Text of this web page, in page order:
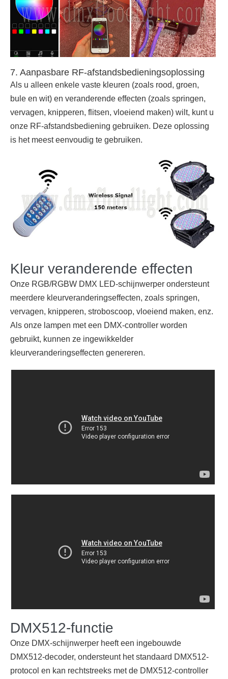
7. Aanpasbare RF-afstandsbedieningsoplossing
Als u alleen enkele vaste kleuren (zoals rood, groen,
bule en wit) en veranderende effecten (zoals springen,
vervagen, knipperen, flitsen, vloeiend maken) wilt, kunt u
onze RF-afstandsbediening gebruiken. Deze oplossing
is het meest eenvoudig te gebruiken.
Kleur veranderende effecten
Onze RGB/RGBW DMX LED-schijnwerper ondersteunt
meerdere kleurveranderingseffecten, zoals springen,
vervagen, knipperen, stroboscoop, vloeiend maken, enz.
Als onze lampen met een DMX-controller worden
gebruikt, kunnen ze ingewikkelder
kleurveranderingseffecten genereren.
DMX512-functie
Onze DMX-schijnwerper heeft een ingebouwde
DMX512-decoder, ondersteunt het standaard DMX512-
protocol en kan rechtstreeks met de DMX512-controller